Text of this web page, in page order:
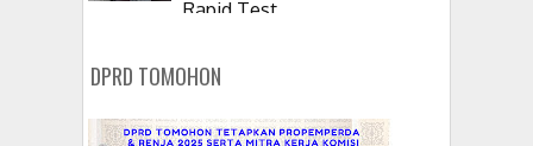
Rapid Test
DPRD TOMOHON